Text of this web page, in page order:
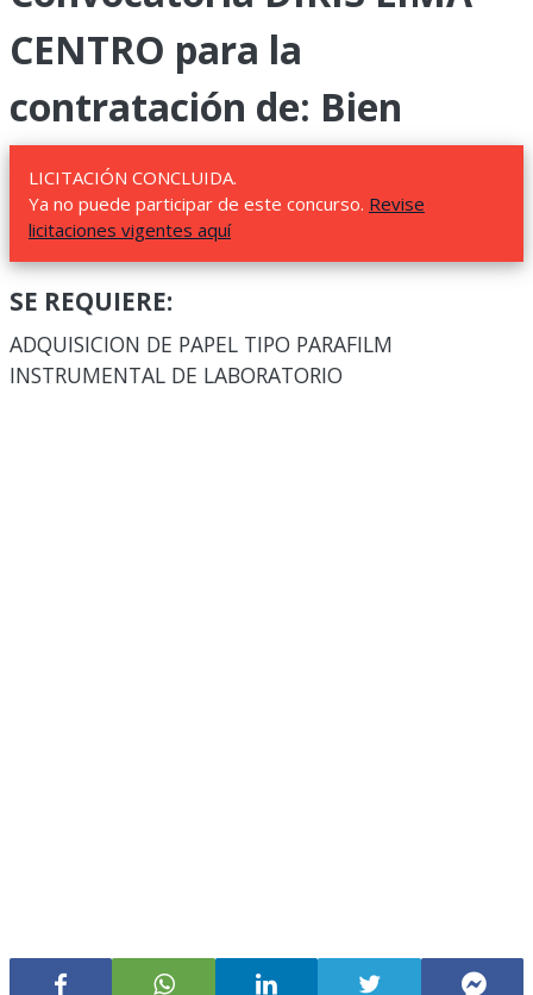
CENTRO para la
contratación de: Bien
LICITACIÓN CONCLUIDA.
Ya no puede participar de este concurso. Revise
licitaciones vigentes aquí
SE REQUIERE:
ADQUISICION DE PAPEL TIPO PARAFILM
INSTRUMENTAL DE LABORATORIO